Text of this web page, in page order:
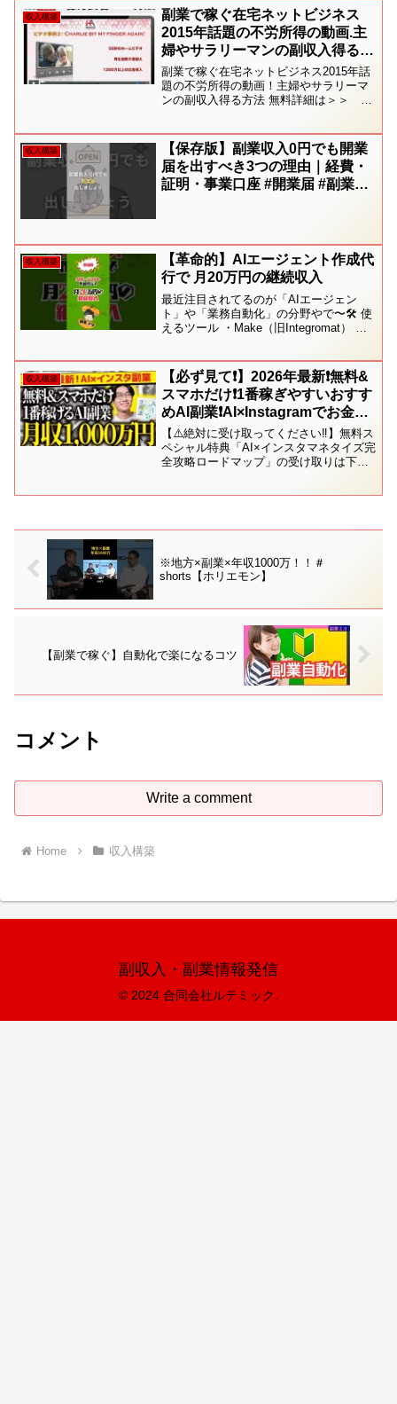
お金になる！無料面談はこちら副業2.０
ではゼロからの副業で...
収入構築
副業で稼ぐ在宅ネットビジネス
2015年話題の不労所得の動画.主
婦やサラリーマンの副収入得る方
法 無料
副業で稼ぐ在宅ネットビジネス2015年話
題の不労所得の動画！主婦やサラリーマ
ンの副収入得る方法 無料詳細は＞＞ ツ
顔出ししなければならない機材をそろえ
るの...
収入構築
【保存版】副業収入0円でも開業
届を出すべき3つの理由｜経費・
証明・事業口座 #開業届 #副業初
収入構築
【革命的】AIエージェント作成代
行で 月20万円の継続収入
最近注目されてるのが「AIエージェン
ト」や「業務自動化」の分野やで〜🛠️ 使
えるツール ・Make（旧Integromat） ・
スまとめメール送信 ・売上デ...
収入構築
【必ず見て❗️】2026年最新❗️無料&
スマホだけ❗️1番稼ぎやすいおすす
めAI副業❗️AI×Instagramでお金を
稼ぐ方法を超初心者向けに徹底解
説🔰【インスタ収益化】【アフィ
リエイト】
【⚠️絶対に受け取ってください‼️】無料ス
ペシャル特典「AI×インスタマネタイズ完
全攻略ロードマップ」の受け取りは下記
※地方×副業×年収1000万！！＃
shorts【ホリエモン】
【副業で稼ぐ】自動化で楽になるコツ
コメント
Write a comment
Home 収入構築
副収入・副業情報発信
© 2024 合同会社ルテミック.